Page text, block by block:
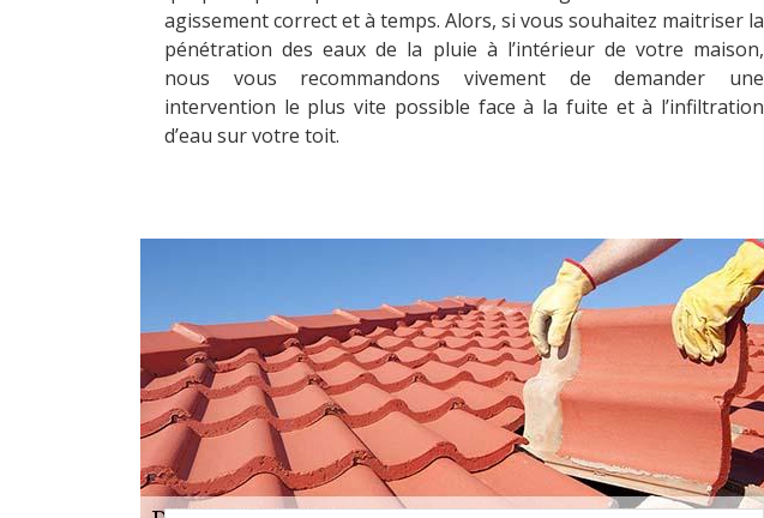
agissement correct et à temps. Alors, si vous souhaitez maitriser la
pénétration des eaux de la pluie à l’intérieur de votre maison,
nous vous recommandons vivement de demander une
intervention le plus vite possible face à la fuite et à l’infiltration
d’eau sur votre toit.